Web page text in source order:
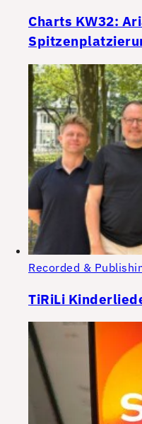
Charts KW32:
Recorded &
TiRiLi